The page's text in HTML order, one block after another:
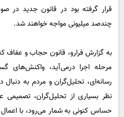
سلامت
بین الملل
اجتماعی
حیات وحش
قرار گرفته بود در قانون جدید در
چندصد میلیونی مواجه خواهند شد.
مرحله اجرا درمی‌آید، واکنش‌های
رسانه‌ای، تحلیل‌گران و مردم به
نظر بسیاری از تحلیل‌گران،
حساس کنونی به شمار می‌رود، با